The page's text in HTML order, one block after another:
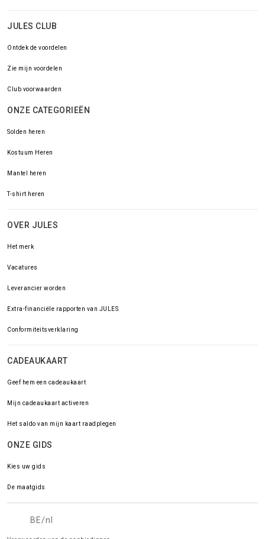
JULES CLUB
Ontdek de voordelen
Zie mijn voordelen
Club voorwaarden
ONZE CATEGORIEËN
Solden heren
Kostuum Heren
Mantel heren
T-shirt heren
OVER JULES
Het merk
Vacatures
Leverancier worden
Extra-financiële rapporten van JULES
Conformiteitsverklaring
CADEAUKAART
Geef hem een cadeaukaart
Mijn cadeaukaart activeren
Het saldo van mijn kaart raadplegen
ONZE GIDS
Kies uw gids
De maatgids
BE/nl